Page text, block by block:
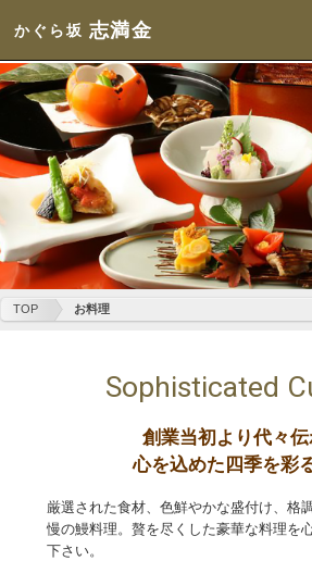
かぐら坂 志満金
TOP お料理
Sophisticated
創業当初より代々伝
心を込めた四季を彩
厳選された食材、色鮮やかな盛付け、格
慢の鰻料理。 贅を尽くした豪華な料理を
下さい。